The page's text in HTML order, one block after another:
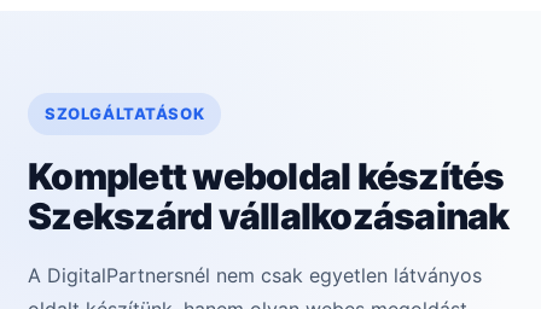
SZOLGÁLTATÁSOK
Komplett weboldal készítés
Szekszárd vállalkozásainak
A DigitalPartnersnél nem csak egyetlen látványos